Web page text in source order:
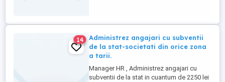
14
Administrez angajari cu subventii
de la stat-societati din orice zona
a tarii.
Manager HR , Administrez angajari cu
subventii de la stat in cuantum de 2250 lei